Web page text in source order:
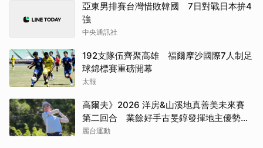
亞東男排賽台灣惜敗韓國 7日對戰日本拚4
強
中央通訊社
192支隊伍齊聚高雄 福爾摩沙國際7人制足
球錦標賽重磅開幕
太報
高爾夫》2026 洋房&山溪地真善美未來賽
第二回合 業餘好手古旻錞發揮地主優勢
139桿搶下首位
麗台運動